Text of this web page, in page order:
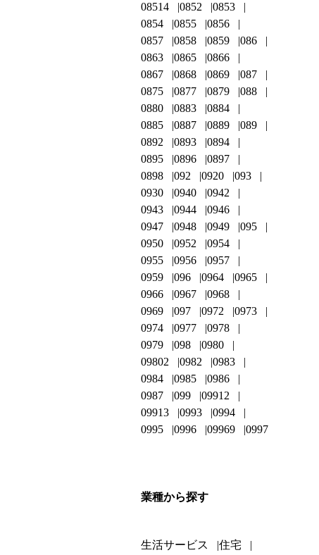
08514
0852
0853
0854
0855
0856
0857
0858 0859
086
0863
0865
0866
0867
0868 0869
087
0875
0877 0879
088
0880
0883
0884
0885
0887 0889
089
0892
0893
0894
0895
0896
0897
0898
092 0920
093
0930
0940
0942
0943
0944
0946
0947
0948 0949
095
0950
0952
0954
0955
0956
0957
0959
096 0964
0965
0966
0967
0968
0969
097 0972
0973
0974
0977
0978
0979
098
0980
09802
0982
0983
0984
0985
0986
0987
099
09912
09913
0993
0994
0995
0996 09969 0997
業種から探す
生活サービス 住宅